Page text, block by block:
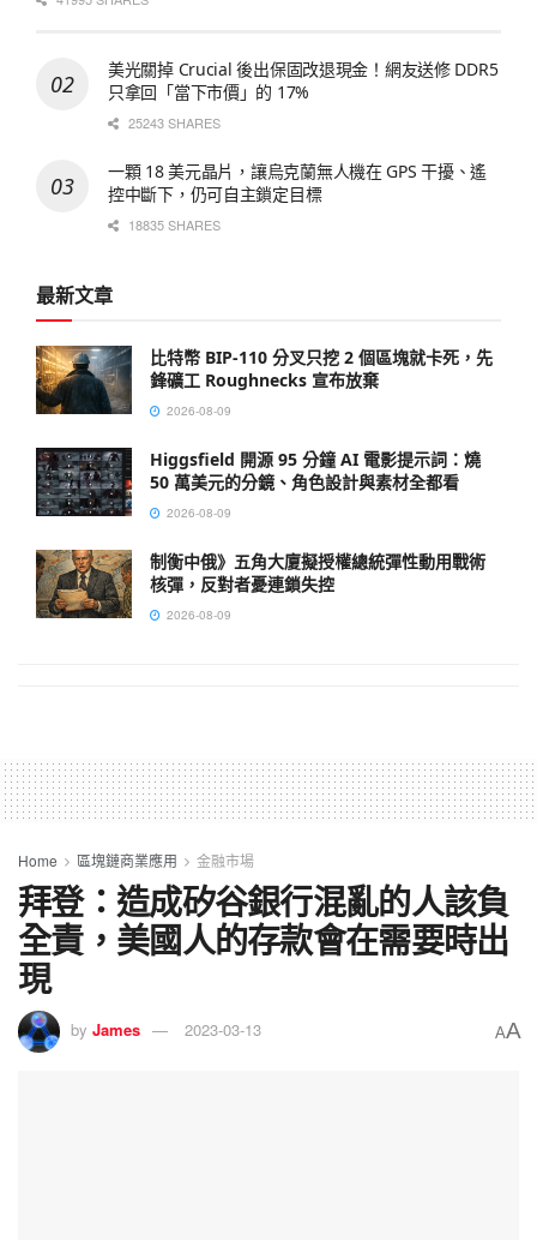
美光關掉 Crucial 後出保固改退現金！網友送修 DDR5
只拿回「當下市價」的 17%
25243 SHARES
一顆 18 美元晶片，讓烏克蘭無人機在 GPS 干擾、遙
控中斷下，仍可自主鎖定目標
18835 SHARES
最新文章
比特幣 BIP-110 分叉只挖 2 個區塊就卡死，先
鋒礦工 Roughnecks 宣布放棄
2026-08-09
Higgsfield 開源 95 分鐘 AI 電影提示詞：燒
50 萬美元的分鏡、角色設計與素材全都看
2026-08-09
制衡中俄》五角大廈擬授權總統彈性動用戰術
核彈，反對者憂連鎖失控
2026-08-09
Home 區塊鏈商業應用 金融市場
拜登：造成矽谷銀行混亂的人該負
全責，美國人的存款會在需要時出
現
by James 2023-03-13 AA